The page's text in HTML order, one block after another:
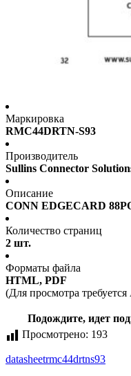
Маркировка
RMC44DRTN-S93
Производитель
Sullins Connector
Описание
CONN EDGECARD
Количество страниц
2 шт.
Форматы файла
HTML, PDF
(Для просмотра
Подождите, идет
Просмотрено: 193
datasheetrmc44drtns93